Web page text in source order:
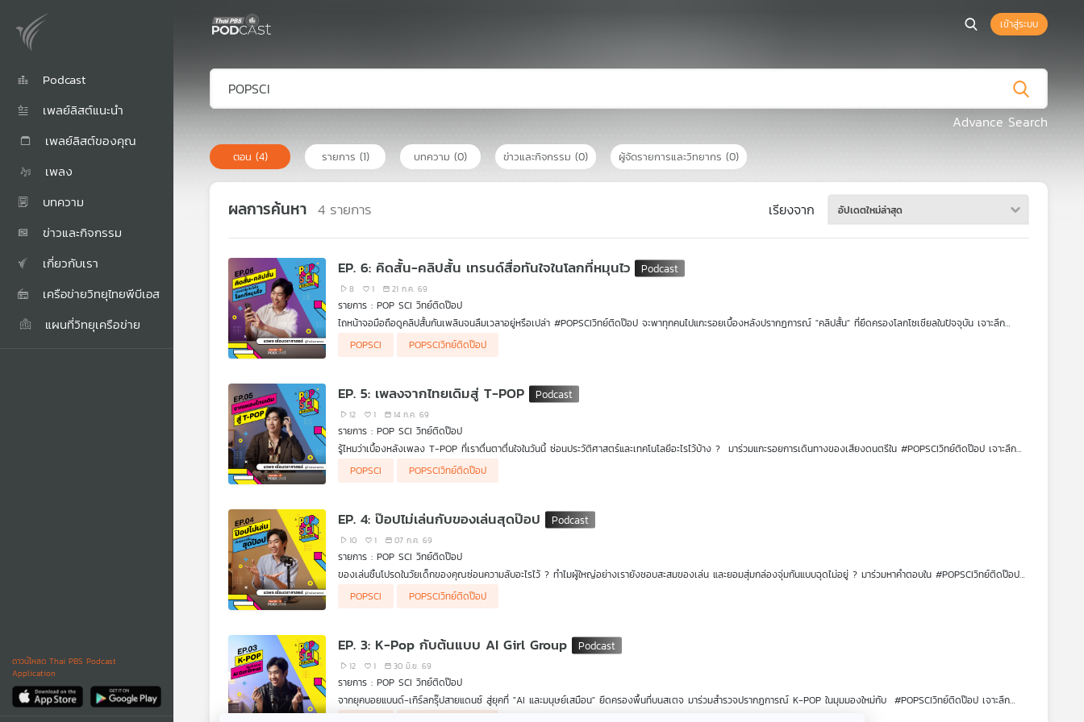
Podcast
เพลย์ลิสต์แนะนำ
เพลย์ลิสต์ของคุณ
เพลง
บทความ
ข่าวและกิจกรรม
เกี่ยวกับเรา
เครือข่ายวิทยุไทยพีบีเอส
แผนที่วิทยุเครือข่าย
ดาวน์โหลด Thai PBS Podcast
Application
เข้าสู่ระบบ
Advance Search
ตอน (4) รายการ (1) บทความ (0) ข่าวและกิจกรรม (0) ผู้จัดรายการและวิทยากร (0)
ผลการค้นหา 4 รายการ เรียงจาก อัปเดตใหม่ล่าสุด
EP. 6: คิดสั้น-คลิปสั้น เทรนด์สื่อทันใจในโลกที่หมุนไว
8 1 21 ก.ค. 69
รายการ : POP SCI วิทย์ติดป๊อป
ไถหน้าจอมือถือดูคลิปสั้นกันเพลินจนลืมเวลาอยู่หรือเปล่า #POPSCIวิทย์ติดป๊อป จะพาทุกคนไปแกะรอยเบื้องหลังปรากฏการณ์ "คลิปสั้น" ที่ยึดครองโลกโซเชียลในปัจจุบัน เจาะลึก
วิวัฒนาการตั้งแต่ยุคพาดหัวหนังสือพิมพ์ หนังเงียบ 1 นาที สู่ยุคทองของ TikTok และ YouTube Shorts พร้อมไขความลับทางวิทยาศาสตร์สมองและข้อควรระวังในยุคสมาธิสั้นที่สื่อ
ต้องเอาชนะความเบื่อให้ได้ใน 3 วินาทีแรก
POPSCI POPSCIวิทย์ติดป๊อป
EP. 5: เพลงจากไทยเดิมสู่ T-POP
12 1 14 ก.ค. 69
รายการ : POP SCI วิทย์ติดป๊อป
รู้ไหมว่าเบื้องหลังเพลง T-POP ที่เราตื่นตาตื่นใจในวันนี้ ซ่อนประวัติศาสตร์และเทคโนโลยีอะไรไว้บ้าง ? มาร่วมแกะรอยการเดินทางของเสียงดนตรีใน #POPSCIวิทย์ติดป๊อป เจาะลึก
วิวัฒนาการดนตรีไทยที่เติบโตและปรับตัวไปตามยุคสมัย พร้อมแชร์มุมมองทางวิทยาศาสตร์และวิศวกรรมเสียง ทั้งการทำงานของโปรแกรม DAW และการประมวลผลคณิตศาสตร์ที่
สร้างสรรค์ทำนองเพลงให้ติดหูคนฟัง
POPSCI POPSCIวิทย์ติดป๊อป
EP. 4: ป๊อปไม่เล่นกับของเล่นสุดป๊อป
10 1 07 ก.ค. 69
รายการ : POP SCI วิทย์ติดป๊อป
ของเล่นชิ้นโปรดในวัยเด็กของคุณซ่อนความลับอะไรไว้ ? ทำไมผู้ใหญ่อย่างเรายังชอบสะสมของเล่น และยอมสุ่มกล่องจุ่มกันแบบฉุดไม่อยู่ ? มาร่วมหาคำตอบใน #POPSCIวิทย์ติดป๊อป
ที่จะพาคุณไปดูการเดินทางของของเล่นที่วิวัฒนาการตามยุคสมัย พร้อมส่องมุมมองวิทยาศาสตร์สมองที่บอกว่า ของเล่นไม่ใช่แค่เรื่องของเด็ก แต่เป็นเครื่องมือบำบัดจิตใจและกระตุ้น
ความคิดสร้างสรรค์ชั้นยอดของมนุษย์ทุกช่วงวัย!
POPSCI POPSCIวิทย์ติดป๊อป
EP. 3: K-Pop กับต้นแบบ AI Girl Group
12 1 30 มิ.ย. 69
รายการ : POP SCI วิทย์ติดป๊อป
จากยุคบอยแบนด์-เกิร์ลกรุ๊ปสายแดนซ์ สู่ยุคที่ "AI และมนุษย์เสมือน" ยึดครองพื้นที่บนสเตจ มาร่วมสำรวจปรากฏการณ์ K-POP ในมุมมองใหม่กับ #POPSCIวิทย์ติดป๊อป เจาะลึก
วิทยาศาสตร์เบื้องหลังการสร้าง AI Girl Group และเทคโนโลยี Deepfake ที่สร้างแรงสั่นสะเทือนไปทั่วโลกบันเทิง พร้อมตั้งคำถามชวนคิดว่าในอนาคต เทคโนโลยีจะเข้ามาแทนที่ศิลปินที่